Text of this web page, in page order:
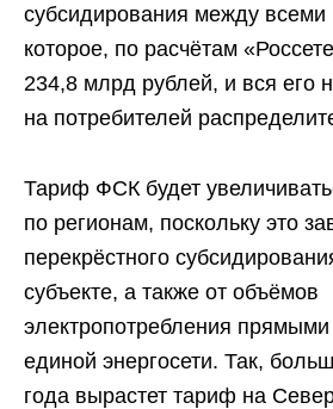
субсидирования между всеми
которое, по расчётам
234,8 млрд рублей, и вся его
на потребителей
Тариф ФСК будет
по регионам, поскольку это
перекрёстного
субъекте, а также от объёмов
электропотребления
единой энергосети. Так,
года вырастет тариф на